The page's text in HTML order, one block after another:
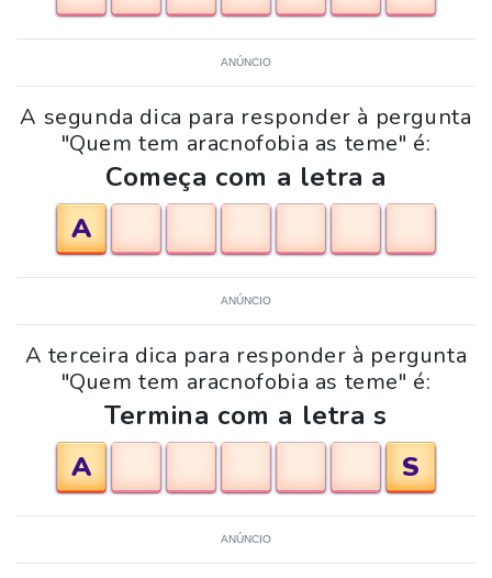
ANÚNCIO
A segunda dica para responder à pergunta
"Quem tem aracnofobia as teme" é:
Começa com a letra a
A
ANÚNCIO
A terceira dica para responder à pergunta
"Quem tem aracnofobia as teme" é:
Termina com a letra s
A
S
ANÚNCIO